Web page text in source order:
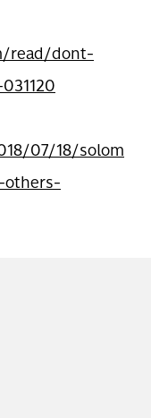
read/dont-
07/18/solom
others-